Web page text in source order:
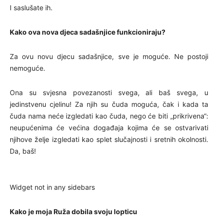
I saslušate ih.
Kako ova nova djeca sadašnjice funkcioniraju?
Za ovu novu djecu sadašnjice, sve je moguće. Ne postoji
nemoguće.
Ona su svjesna povezanosti svega, ali baš svega, u
jedinstvenu cjelinu! Za njih su čuda moguća, čak i kada ta
čuda nama neće izgledati kao čuda, nego će biti „prikrivena“:
neupućenima će većina događaja kojima će se ostvarivati
njihove želje izgledati kao splet slučajnosti i sretnih okolnosti.
Da, baš!
Widget not in any sidebars
Kako je moja Ruža dobila svoju lopticu